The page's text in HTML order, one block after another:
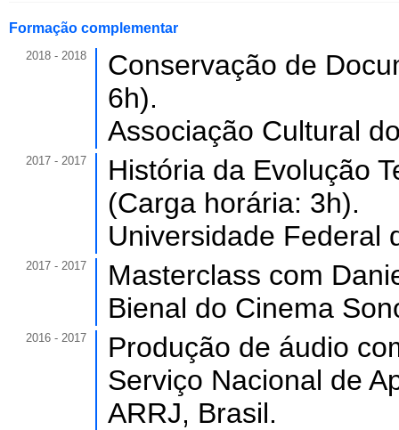
Formação complementar
2018 - 2018
Conservação de
6h).
Associação Cultural
2017 - 2017
História da Evolução
(Carga horária: 3h).
Universidade Federal
2017 - 2017
Masterclass com
Bienal do Cinema
2016 - 2017
Produção de áudio
Serviço Nacional de
ARRJ, Brasil.